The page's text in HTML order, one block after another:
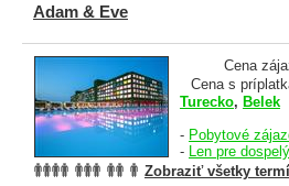
Adam & Eve
Cena
Cena s
Turecko, Belek
- Pobytové
- Len pre
Zobraziť všetky